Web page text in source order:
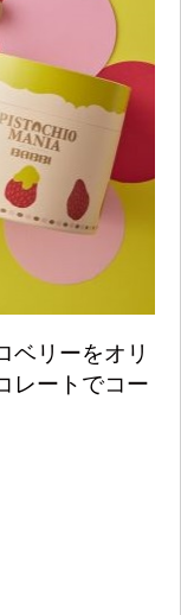
ベリーをオリ
レートでコー